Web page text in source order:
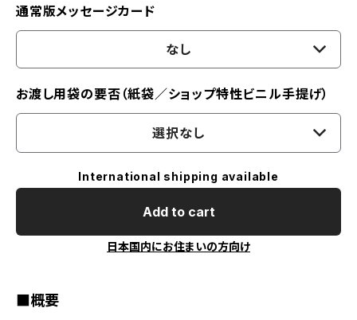
通常版メッセージカード
なし
お渡し用袋の要否（紙袋／ショップ特性ビニル手提げ）
選択なし
International shipping available
Add to cart
日本国内にお住まいの方向け
■概要